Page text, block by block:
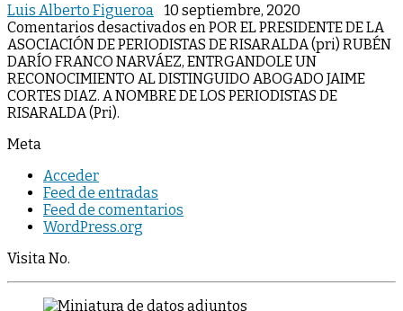
Luis Alberto Figueroa
10 septiembre, 2020
Comentarios desactivados en POR EL PRESIDENTE DE LA
ASOCIACIÓN DE PERIODISTAS DE RISARALDA (pri) RUBÉN
DARÍO FRANCO NARVÁEZ, ENTRGANDOLE UN
RECONOCIMIENTO AL DISTINGUIDO ABOGADO JAIME
CORTES DIAZ. A NOMBRE DE LOS PERIODISTAS DE
RISARALDA (Pri).
Meta
Acceder
Feed de entradas
Feed de comentarios
WordPress.org
Visita No.